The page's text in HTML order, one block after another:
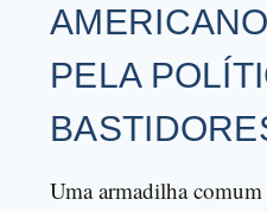
PELA
Uma armadilha comum